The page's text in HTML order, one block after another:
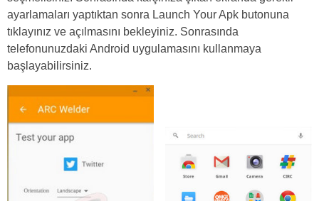
ayarlamaları yaptıktan sonra Launch Your Apk butonuna
tıklayınız ve açılmasını bekleyiniz. Sonrasında
telefonunuzdaki Android uygulamasını kullanmaya
başlayabilirsiniz.